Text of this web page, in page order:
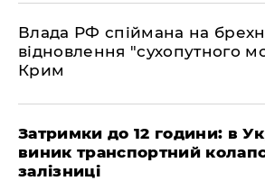
Влада РФ спіймана на
відновлення "сухопутного
Крим
Затримки до 12 години: в
виник транспортний
залізниці